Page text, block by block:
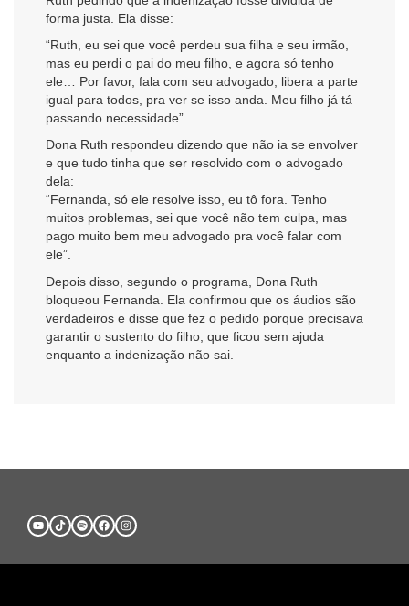
forma justa. Ela disse:
“Ruth, eu sei que você perdeu sua filha e seu irmão,
mas eu perdi o pai do meu filho, e agora só tenho
ele… Por favor, fala com seu advogado, libera a parte
igual para todos, pra ver se isso anda. Meu filho já tá
passando necessidade”.
Dona Ruth respondeu dizendo que não ia se envolver
e que tudo tinha que ser resolvido com o advogado
dela:
“Fernanda, só ele resolve isso, eu tô fora. Tenho
muitos problemas, sei que você não tem culpa, mas
pago muito bem meu advogado pra você falar com
ele”.
Depois disso, segundo o programa, Dona Ruth
bloqueou Fernanda. Ela confirmou que os áudios são
verdadeiros e disse que fez o pedido porque precisava
garantir o sustento do filho, que ficou sem ajuda
enquanto a indenização não sai.